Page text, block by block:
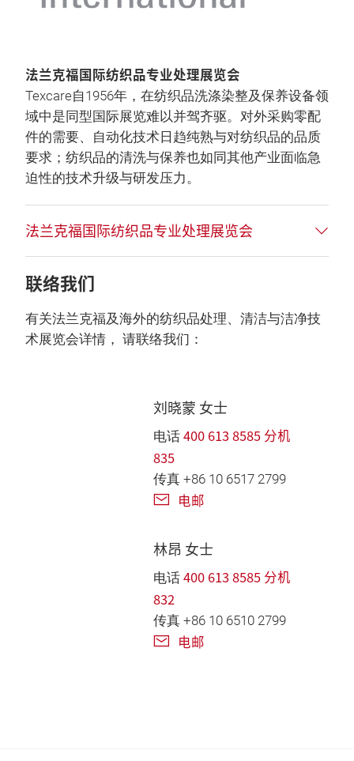
法兰克福国际纺织品专业处理展览会
Texcare自1956年，在纺织品洗涤染整及保养设备领
域中是同型国际展览难以并驾齐驱。对外采购零配
件的需要、自动化技术日趋纯熟与对纺织品的品质
要求；纺织品的清洗与保养也如同其他产业面临急
迫性的技术升级与研发压力。
法兰克福国际纺织品专业处理展览会
联络我们
有关法兰克福及海外的纺织品处理、清洁与洁净技
术展览会详情， 请联络我们：
刘晓蒙 女士
电话 400 613 8585 分机
835
传真 +86 10 6517 2799
电邮
林昂 女士
电话 400 613 8585 分机
832
传真 +86 10 6510 2799
电邮